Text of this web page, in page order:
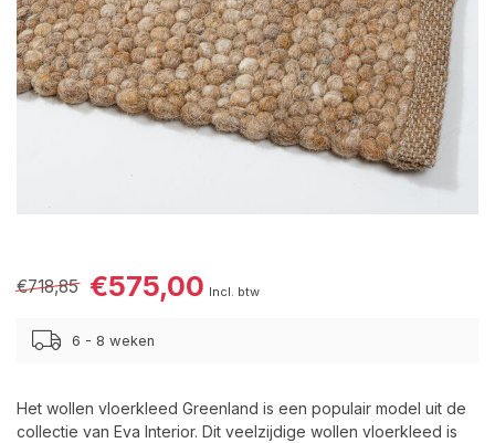
€718,85 €575,00 Incl. btw
6 - 8 weken
Het wollen vloerkleed Greenland is een populair model uit de
collectie van Eva Interior. Dit veelzijdige wollen vloerkleed is